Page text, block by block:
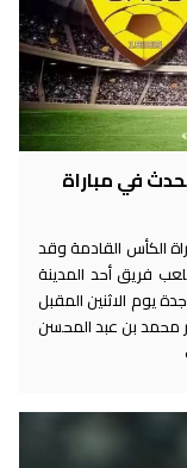
في مباراة
الكأس القادمة وقد
فريق أحد المدينة
يوم الاثنين المقبل
محمد بن عبد المحسن